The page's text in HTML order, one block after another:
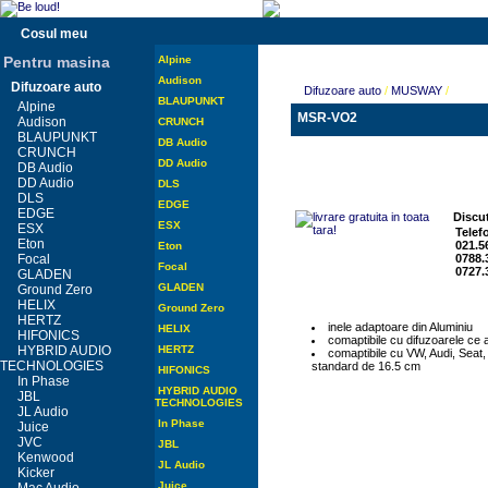
Cosul meu
Pentru masina
Difuzoare auto
Alpine
Audison
BLAUPUNKT
CRUNCH
DB Audio
DD Audio
DLS
EDGE
ESX
Eton
Focal
GLADEN
Ground Zero
HELIX
HERTZ
HIFONICS
HYBRID AUDIO
TECHNOLOGIES
In Phase
JBL
JL Audio
Juice
JVC
Kenwood
Kicker
Alpine
Audison
BLAUPUNKT
CRUNCH
DB Audio
DD Audio
DLS
EDGE
ESX
Eton
Focal
GLADEN
Ground Zero
HELIX
HERTZ
HIFONICS
HYBRID AUDIO
TECHNOLOGIES
In Phase
JBL
JL Audio
Juice
Difuzoare auto/ MUSWAY/
MSR-VO2
inele adaptoare din Aluminiu
comaptibile cu difuzoarele ce
comaptibile cu VW, Audi,
standard de 16.5 cm